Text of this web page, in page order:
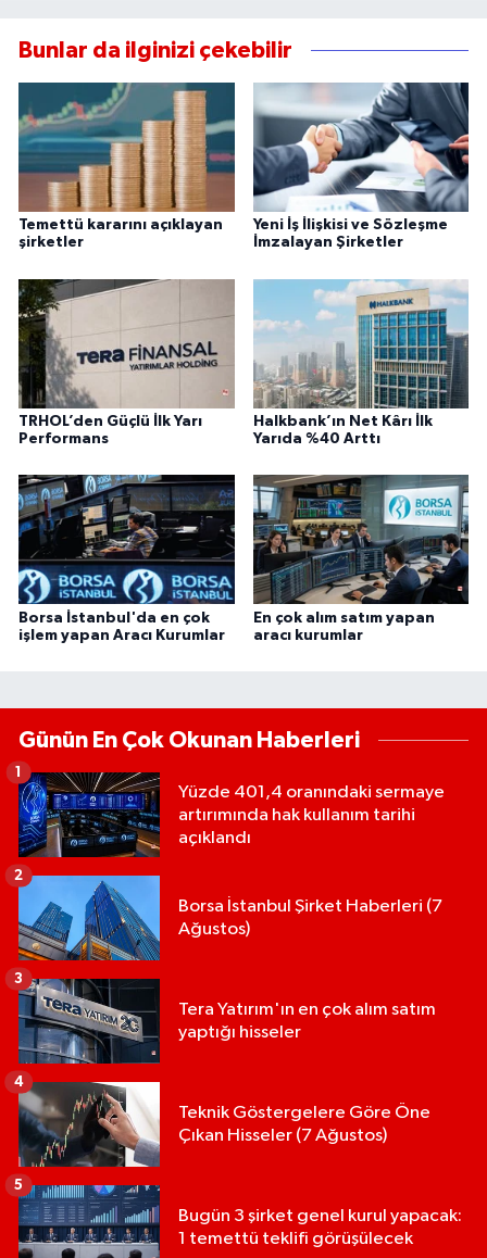
Bunlar da ilginizi çekebilir
Temettü kararını açıklayan
şirketler
Yeni İş İlişkisi ve Sözleşme
İmzalayan Şirketler
TRHOL’den Güçlü İlk Yarı
Performans
Halkbank’ın Net Kârı İlk
Yarıda %40 Arttı
Borsa İstanbul'da en çok
işlem yapan Aracı Kurumlar
En çok alım satım yapan
aracı kurumlar
Günün En Çok Okunan Haberleri
Yüzde 401,4 oranındaki sermaye
artırımında hak kullanım tarihi
açıklandı
1
Borsa İstanbul Şirket Haberleri (7
Ağustos)
2
Tera Yatırım'ın en çok alım satım
yaptığı hisseler
3
Teknik Göstergelere Göre Öne
Çıkan Hisseler (7 Ağustos)
4
Bugün 3 şirket genel kurul yapacak:
1 temettü teklifi görüşülecek
5